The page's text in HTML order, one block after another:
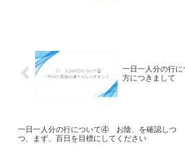
一日一人分の行
方につきまして
一日一人分の行について④ お陰、を確認しつ
つ、まず、百日を目標にしてください